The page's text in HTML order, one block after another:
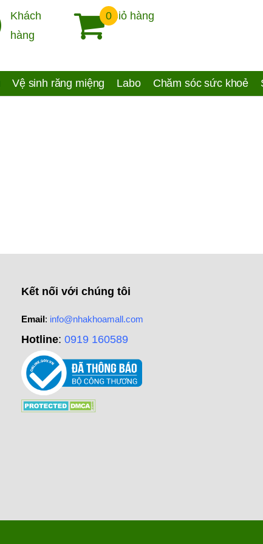
Khách
hàng
0Giỏ hàng
Vệ sinh răng miệng Labo Chăm sóc sức khoẻ
Kết nối với chúng tôi
Email: info@nhakhoamall.com
Hotline: 0919 160589